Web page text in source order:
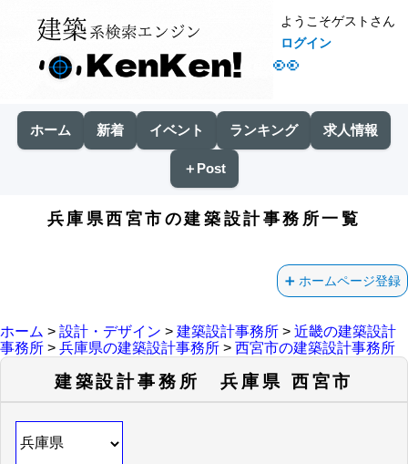
👀
ようこそゲストさん
ログイン
ホーム 新着 イベント ランキング 求人情報
＋Post
兵庫県西宮市の建築設計事務所一覧
ホームページ登録
ホーム > 設計・デザイン > 建築設計事務所 > 近畿の建築設計
事務所 > 兵庫県の建築設計事務所 > 西宮市の建築設計事務所
建築設計事務所 兵庫県 西宮市